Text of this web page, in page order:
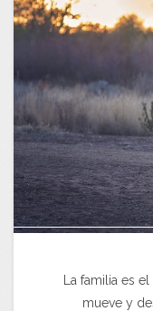
La familia es
mueve y